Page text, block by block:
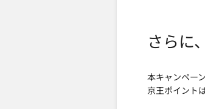
さらに
本キャンペー
京王ポイント